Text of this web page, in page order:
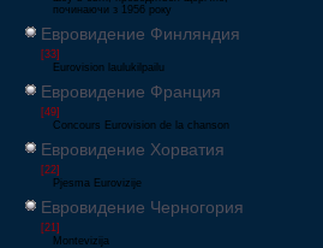
починаючи з 1956 року
Евровидение Финляндия
[33]
Eurovision laulukilpailu
Евровидение Франция
[49]
Concours Eurovision de la chanson
Евровидение Хорватия
[22]
Pjesma Eurovizije
Евровидение Черногория
[21]
Montevizija